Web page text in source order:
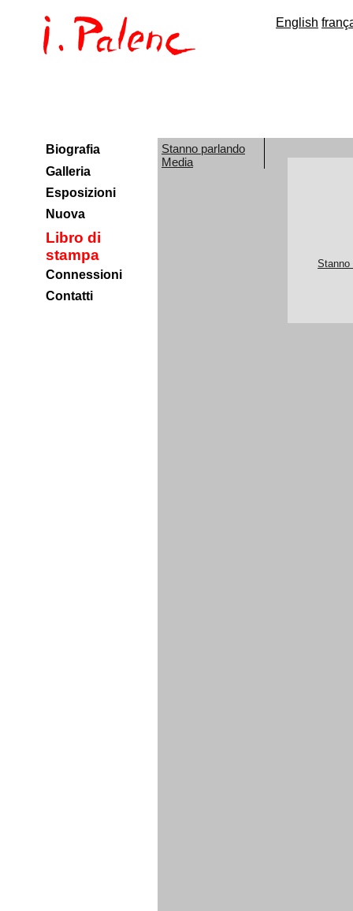
English
Stanno parlando
Media
Stanno
Biografia
Galleria
Esposizioni
Nuova
Libro di
stampa
Connessioni
Contatti